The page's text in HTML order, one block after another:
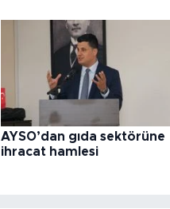
AYSO’dan gıda sektörüne
ihracat hamlesi